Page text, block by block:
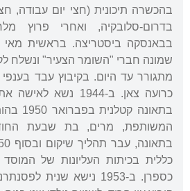
בהכשרה תיכונית (חצי יום עבודה,
בדרום-סלובקיה, ואחרי פרוץ
שמונה חברי "השומר הצעיר" ונשלח
מתגורר עד היום. בקיבוץ עבד
כרועה צאן. ב-1944
המשותפת, מרים, בת שבעת
כללית בכיתות העליונות של המוסד
כספרן. ב-1953 נישא שנית